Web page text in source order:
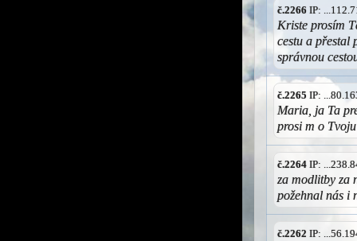
č.2266 IP:
Kriste prosím
cestu a přestal
správnou
č.2265 IP:
Maria, ja Ta
prosi m o
č.2264 IP:
za modlitby za
požehnal nás i
č.2262 IP: